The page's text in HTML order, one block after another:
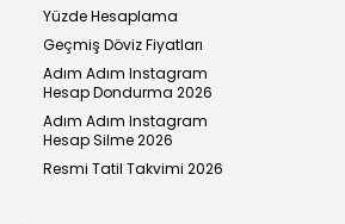
Yüzde Hesaplama
Geçmiş Döviz Fiyatları
Adım Adım Instagram
Hesap Dondurma 2026
Adım Adım Instagram
Hesap Silme 2026
Resmi Tatil Takvimi 2026